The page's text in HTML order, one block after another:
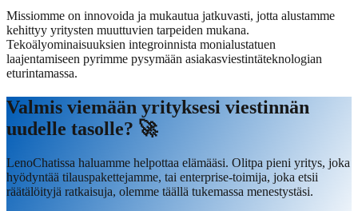
Missiomme on innovoida ja mukautua jatkuvasti, jotta alustamme
kehittyy yritysten muuttuvien tarpeiden mukana.
Tekoälyominaisuuksien integroinnista monialustatuen
laajentamiseen pyrimme pysymään asiakasviestintäteknologian
eturintamassa.
Valmis viemään yrityksesi viestinnän
uudelle tasolle? 🚀
LenoChatissa haluamme helpottaa elämääsi. Olitpa pieni yritys, joka
hyödyntää tilauspakettejamme, tai enterprise-toimija, joka etsii
räätälöityjä ratkaisuja, olemme täällä tukemassa menestystäsi.